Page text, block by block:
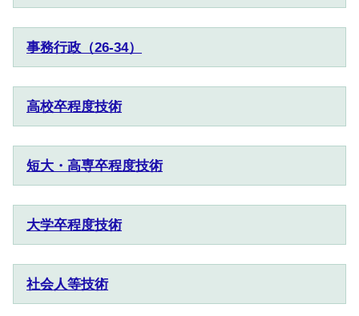
事務行政（26-34）
高校卒程度技術
短大・高専卒程度技術
大学卒程度技術
社会人等技術